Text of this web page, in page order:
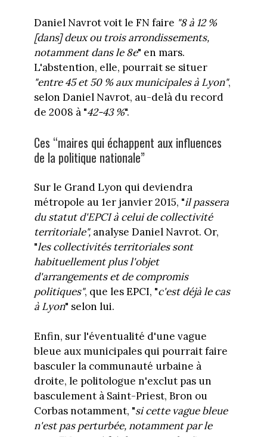
Daniel Navrot voit le FN faire "8 à 12 %
[dans] deux ou trois arrondissements,
notamment dans le 8e" en mars.
L'abstention, elle, pourrait se situer
"entre 45 et 50 % aux municipales à Lyon",
selon Daniel Navrot, au-delà du record
de 2008 à "42-43 %".
Ces “maires qui échappent aux influences
de la politique nationale”
Sur le Grand Lyon qui deviendra
métropole au 1er janvier 2015, "il passera
du statut d'EPCI à celui de collectivité
territoriale",analyse Daniel Navrot. Or,
"les collectivités territoriales sont
habituellement plus l'objet
d'arrangements et de compromis
politiques", que les EPCI, "c'est déjà le cas
à Lyon" selon lui.
Enfin, sur l'éventualité d'une vague
bleue aux municipales qui pourrait faire
basculer la communauté urbaine à
droite, le politologue n'exclut pas un
basculement à Saint-Priest, Bron ou
Corbas notamment, "si cette vague bleue
n'est pas perturbée, notamment par le